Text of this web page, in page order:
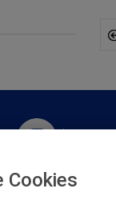
Instagram
Slideshare
Cookies